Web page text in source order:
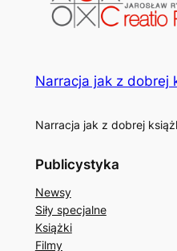
Narracja jak z dobrej
Narracja jak z dobrej
Publicystyka
Newsy
Siły specjalne
Książki
Filmy